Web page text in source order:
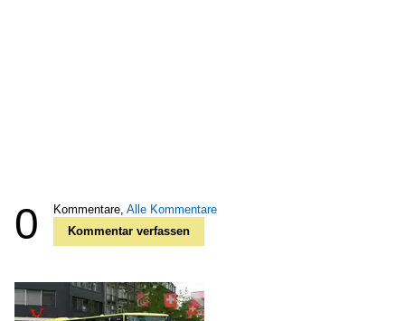
0 Kommentare, Alle Kommentare
Kommentar verfassen